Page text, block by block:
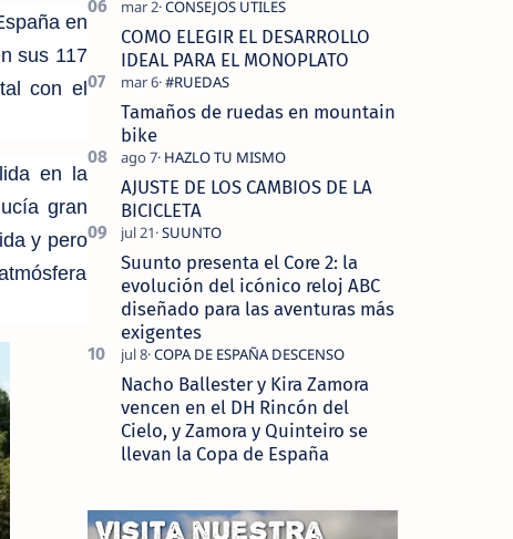
en
sus 117
con el
en la
gran
y pero
COMO ELEGIR EL DESARROLLO
IDEAL PARA EL MONOPLATO
Tamaños de ruedas en mountain
bike
AJUSTE DE LOS CAMBIOS DE LA
BICICLETA
Suunto presenta el Core 2: la
evolución del icónico reloj ABC
diseñado para las aventuras más
exigentes
Nacho Ballester y Kira Zamora
vencen en el DH Rincón del
Cielo, y Zamora y Quinteiro se
llevan la Copa de España